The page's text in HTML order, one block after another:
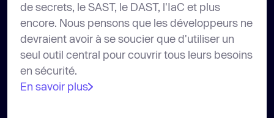
de secrets, le SAST, le DAST, l'IaC et plus
encore. Nous pensons que les développeurs ne
devraient avoir à se soucier que d'utiliser un
seul outil central pour couvrir tous leurs besoins
en sécurité.
En savoir plus